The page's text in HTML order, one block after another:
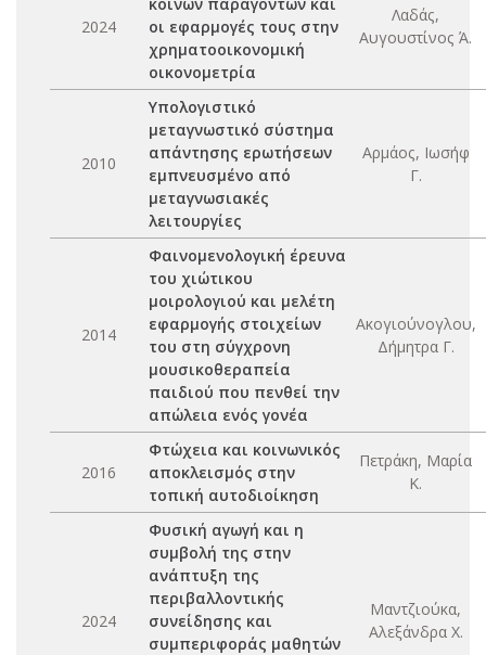
2024
οι εφαρμογές τους στην
χρηματοοικονομική
οικονομετρία
Λαδάς,
Αυγουστίνος Ά.
2010
Υπολογιστικό
μεταγνωστικό σύστημα
απάντησης ερωτήσεων
εμπνευσμένο από
μεταγνωσιακές
λειτουργίες
Αρμάος, Ιωσήφ
Γ.
2014
Φαινομενολογική έρευνα
του χιώτικου
μοιρολογιού και μελέτη
εφαρμογής στοιχείων
του στη σύγχρονη
μουσικοθεραπεία
παιδιού που πενθεί την
απώλεια ενός γονέα
Ακογιούνογλου,
Δήμητρα Γ.
2016
Φτώχεια και κοινωνικός
αποκλεισμός στην
τοπική αυτοδιοίκηση
Πετράκη, Μαρία
Κ.
2024
Φυσική αγωγή και η
συμβολή της στην
ανάπτυξη της
περιβαλλοντικής
συνείδησης και
συμπεριφοράς μαθητών
Μαντζιούκα,
Αλεξάνδρα Χ.